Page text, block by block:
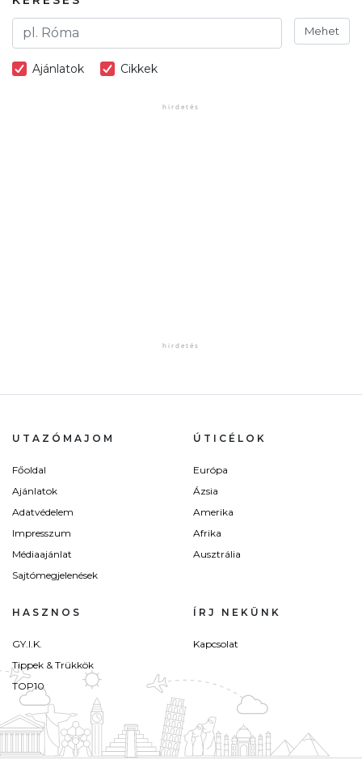
Mehet
Ajánlatok Cikkek
UTAZÓMAJOM
Főoldal
Ajánlatok
Adatvédelem
Impresszum
Médiaajánlat
Sajtómegjelenések
ÚTICÉLOK
Európa
Ázsia
Amerika
Afrika
Ausztrália
HASZNOS
GY.I.K.
Tippek & Trükkök
TOP10
ÍRJ NEKÜNK
Kapcsolat